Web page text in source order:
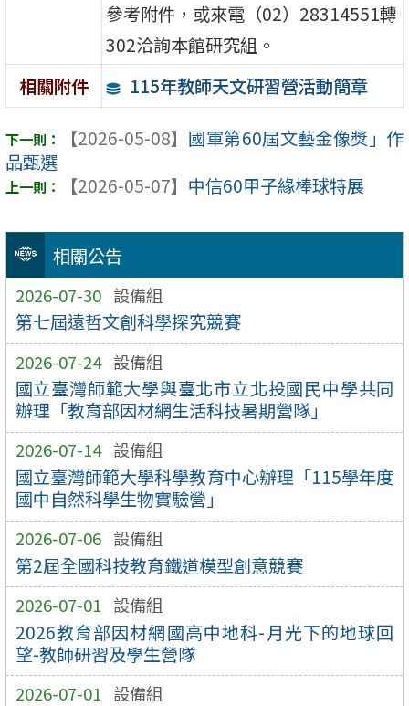
相關公告
2026-07-30 設備組
第七屆遠哲文創科學探究競賽
2026-07-24 設備組
國立臺灣師範大學與臺北市立北投國民中學共同
辦理「教育部因材網生活科技暑期營隊」
2026-07-14 設備組
國立臺灣師範大學科學教育中心辦理「115學年度
國中自然科學生物實驗營」
2026-07-06 設備組
第2屆全國科技教育鐵道模型創意競賽
2026-07-01 設備組
2026教育部因材網國高中地科-月光下的地球回
望-教師研習及學生營隊
2026-07-01 設備組
參考附件，或來電（02）28314551轉
302洽詢本館研究組。
相關附件
115年教師天文研習營活動簡章
【2026-05-08】 國軍第60屆文藝金像獎」作
品甄選
【2026-05-07】 中信60甲子緣棒球特展